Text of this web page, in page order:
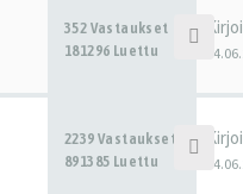
352 Vastaukset
181296 Luettu
2239 Vastaukset
891385 Luettu